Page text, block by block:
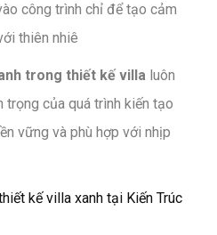
công trình chỉ để tạo cảm
thiên nhiê
trong thiết kế villa luôn
của quá trình kiến tạo
vững và phù hợp với nhịp
kế villa xanh tại Kiến Trúc